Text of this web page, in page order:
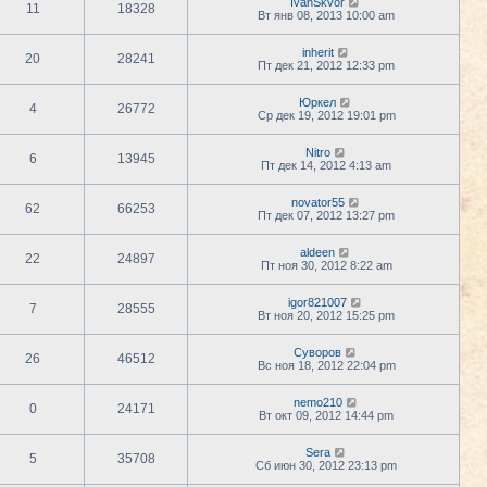
11 18328
Вт янв 08, 2013 10:00 am
20 28241
inherit
Пт дек 21, 2012 12:33 pm
4 26772
Юркел
Ср дек 19, 2012 19:01 pm
6 13945
Nitro
Пт дек 14, 2012 4:13 am
62 66253
novator55
Пт дек 07, 2012 13:27 pm
22 24897
aldeen
Пт ноя 30, 2012 8:22 am
7 28555
igor821007
Вт ноя 20, 2012 15:25 pm
26 46512
Суворов
Вс ноя 18, 2012 22:04 pm
0 24171
nemo210
Вт окт 09, 2012 14:44 pm
5 35708
Sera
Сб июн 30, 2012 23:13 pm